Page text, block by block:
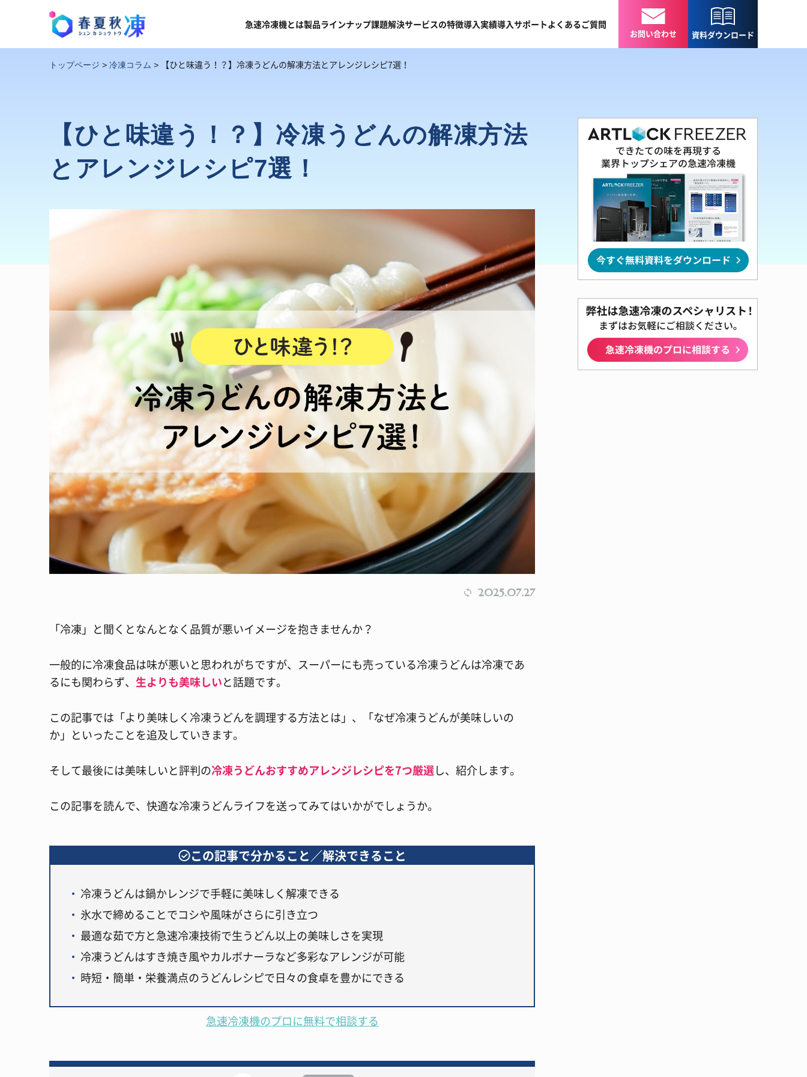
急速冷凍機とは製品ラインナップ課題解決サービスの特徴導入実績導入サポートよくあるご質問
お問い合わせ 資料ダウンロード
トップページ > 冷凍コラム > 【ひと味違う！？】冷凍うどんの解凍方法とアレンジレシピ7選！
【ひと味違う！？】冷凍うどんの解凍方法
とアレンジレシピ7選！
2025.07.27
「冷凍」と聞くとなんとなく品質が悪いイメージを抱きませんか？
一般的に冷凍食品は味が悪いと思われがちですが、スーパーにも売っている冷凍うどんは冷凍であ
るにも関わらず、 生よりも美味しいと話題です。
この記事では「より美味しく冷凍うどんを調理する方法とは」、「なぜ冷凍うどんが美味しいの
か」といったことを追及していきます。
そして最後には美味しいと評判の冷凍うどんおすすめアレンジレシピを7つ厳選し、紹介します。
この記事を読んで、快適な冷凍うどんライフを送ってみてはいかがでしょうか。
この記事で分かること／解決できること
冷凍うどんは鍋かレンジで手軽に美味しく解凍できる
氷水で締めることでコシや風味がさらに引き立つ
最適な茹で方と急速冷凍技術で生うどん以上の美味しさを実現
冷凍うどんはすき焼き風やカルボナーラなど多彩なアレンジが可能
時短・簡単・栄養満点のうどんレシピで日々の食卓を豊かにできる
急速冷凍機のプロに無料で相談する